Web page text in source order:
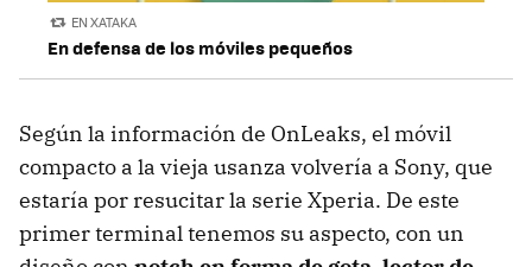
EN XATAKA
En defensa de los móviles pequeños
Según la información de OnLeaks, el móvil
compacto a la vieja usanza volvería a Sony, que
estaría por resucitar la serie Xperia. De este
primer terminal tenemos su aspecto, con un